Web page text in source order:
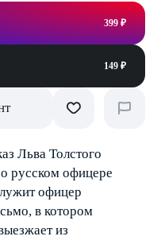
399 ₽
149 ₽
Льва Толстого
русском офицере
офицер
в котором
из